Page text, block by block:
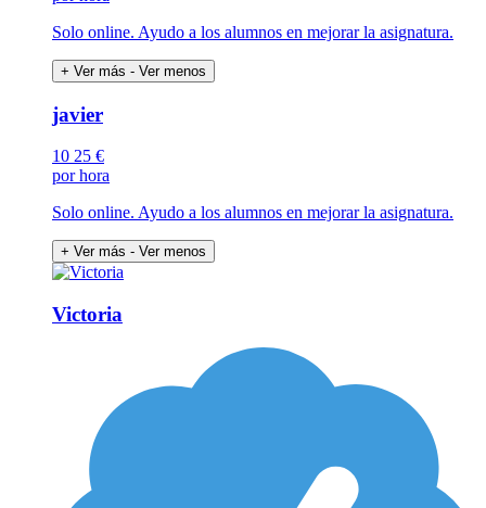
Solo online. Ayudo a los alumnos en mejorar la asignatura.
+ Ver más - Ver menos
javier
10 25 €
por hora
Solo online. Ayudo a los alumnos en mejorar la asignatura.
+ Ver más - Ver menos
Victoria